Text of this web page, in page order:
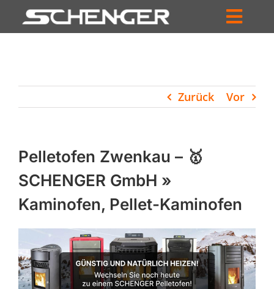
Inhalt
HÄNDLERSUCHE
UNTERNEHMEN
PROFIL
WARENKORB
PRODUCTS
SEARCH
Zurück Vor
Pelletofen Zwenkau – 🥇
SCHENGER GmbH »
Kaminofen, Pellet-Kaminofen